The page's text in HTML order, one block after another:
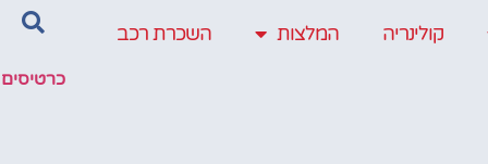
קולינריה המלצות השכרת רכב
כרטיסים